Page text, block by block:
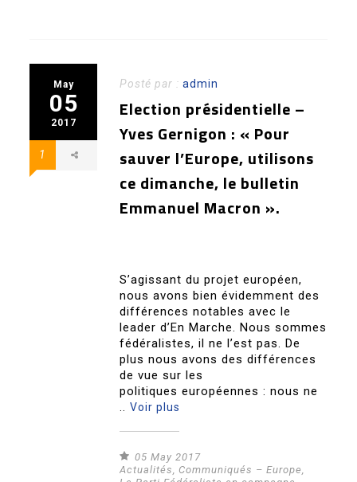
May
05
2017
1
Posté par :admin
Election présidentielle –
Yves Gernigon : « Pour
sauver l’Europe, utilisons
ce dimanche, le bulletin
Emmanuel Macron ».
S’agissant du projet européen,
nous avons bien évidemment des
différences notables avec le
leader d’En Marche. Nous sommes
fédéralistes, il ne l’est pas. De
plus nous avons des différences
de vue sur les
politiques européennes : nous ne
..Voir plus
05 May 2017
Actualités, Communiqués – Europe,